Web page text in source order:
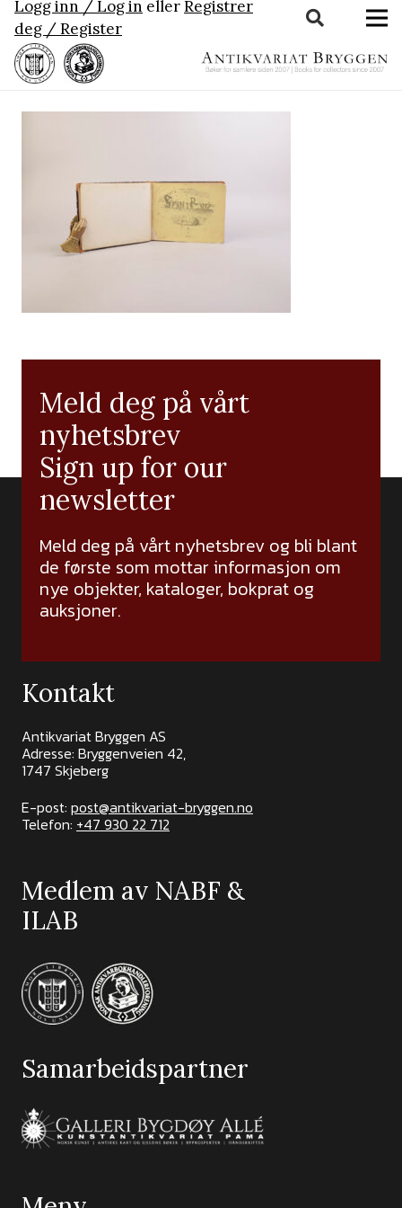
Logg inn / Log in ellerRegistrer
deg / Register
Meld deg på vårt
nyhetsbrev
Sign up for our
newsletter
Meld deg på vårt nyhetsbrev og bli blant
de første som mottar informasjon om
nye objekter, kataloger, bokprat og
auksjoner.
Kontakt
Antikvariat Bryggen AS
Adresse: Bryggenveien 42,
1747 Skjeberg
E-post: post@antikvariat-bryggen.no
Telefon: +47 930 22 712
Medlem av NABF &
ILAB
Samarbeidspartner